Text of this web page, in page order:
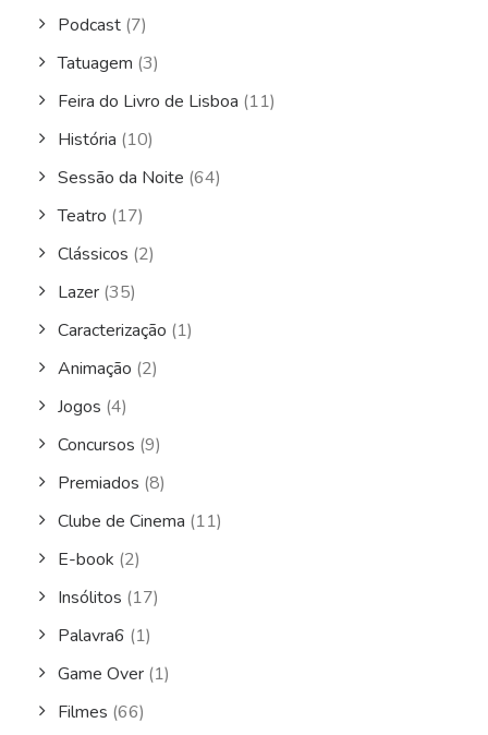
Podcast (7)
Tatuagem (3)
Feira do Livro de Lisboa (11)
História (10)
Sessão da Noite (64)
Teatro (17)
Clássicos (2)
Lazer (35)
Caracterização (1)
Animação (2)
Jogos (4)
Concursos (9)
Premiados (8)
Clube de Cinema (11)
E-book (2)
Insólitos (17)
Palavra6 (1)
Game Over (1)
Filmes (66)